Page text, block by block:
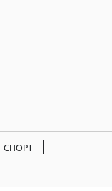
СПОРТ